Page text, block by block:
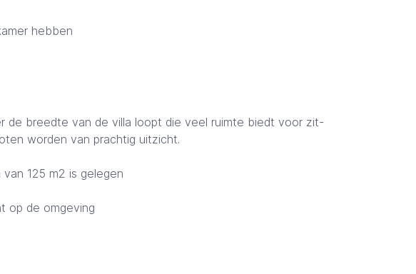
hebben
de breedte van de villa loopt die veel ruimte biedt voor zit-
worden van prachtig uitzicht.
125 m2 is gelegen
op de omgeving